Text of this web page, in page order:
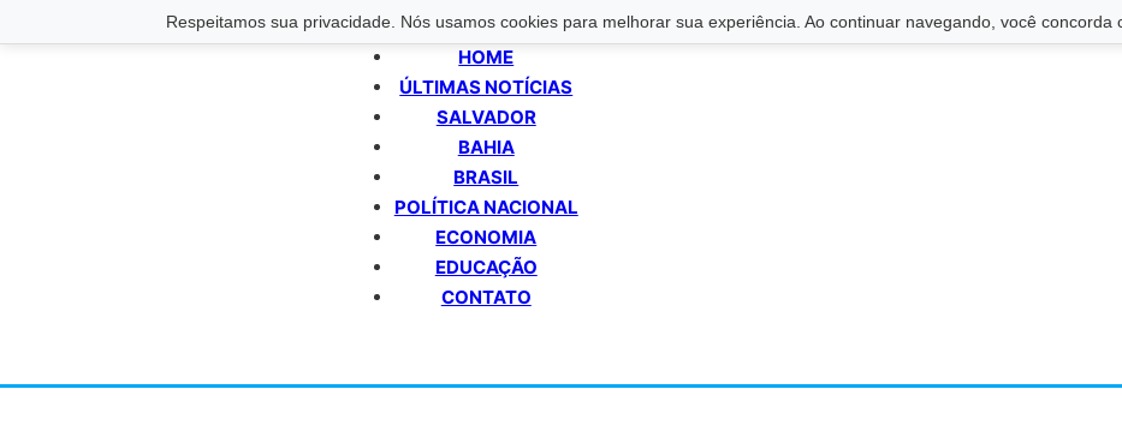
Respeitamos sua privacidade. Nós usamos cookies para melhorar sua experiência. Ao continuar navegando, você concorda
HOME
ÚLTIMAS NOTÍCIAS
SALVADOR
BAHIA
BRASIL
POLÍTICA NACIONAL
ECONOMIA
EDUCAÇÃO
CONTATO